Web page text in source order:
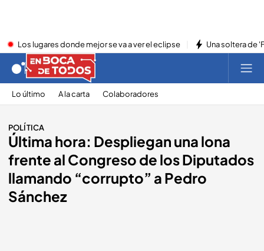
Los lugares donde mejor se va a ver el eclipse Una soltera de
Lo último A la carta Colaboradores
POLÍTICA
Última hora: Despliegan una lona
frente al Congreso de los Diputados
llamando “corrupto” a Pedro
Sánchez